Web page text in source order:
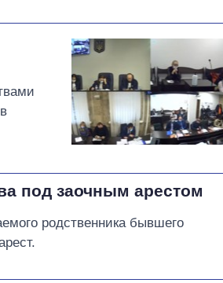
под заочным арестом
родственника бывшего